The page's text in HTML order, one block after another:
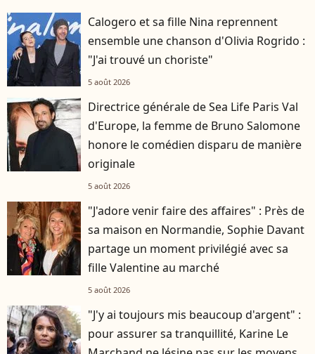
Calogero et sa fille Nina reprennent
ensemble une chanson d'Olivia Rogrido :
"J'ai trouvé un choriste"
5 août 2026
Directrice générale de Sea Life Paris Val
d'Europe, la femme de Bruno Salomone
honore le comédien disparu de manière
originale
5 août 2026
"J'adore venir faire des affaires" : Près de
sa maison en Normandie, Sophie Davant
partage un moment privilégié avec sa
fille Valentine au marché
5 août 2026
"J'y ai toujours mis beaucoup d'argent" :
pour assurer sa tranquillité, Karine Le